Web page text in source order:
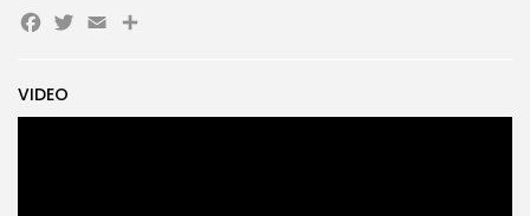
FR
VIDEO
Facebook
Twitter
EmailPartager